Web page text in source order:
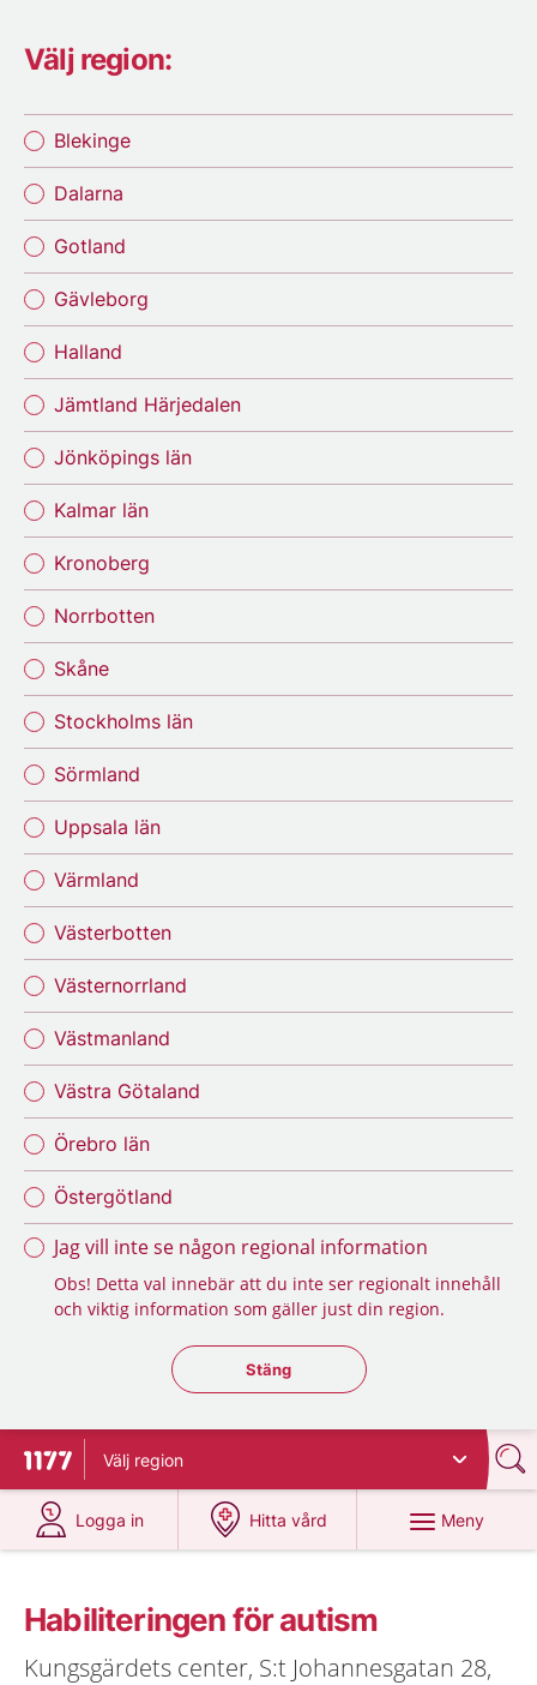
Välj region:
Blekinge
Dalarna
Gotland
Gävleborg
Halland
Jämtland Härjedalen
Jönköpings län
Kalmar län
Kronoberg
Norrbotten
Skåne
Stockholms län
Sörmland
Uppsala län
Värmland
Västerbotten
Västernorrland
Västmanland
Västra Götaland
Örebro län
Östergötland
Jag vill inte se någon regional information
Obs! Detta val innebär att du inte ser regionalt innehåll
och viktig information som gäller just din region.
Stäng regionsväljaren
Stäng
Till startsidan för 1177
Välj region
Logga in
på 1177.se
Hitta vård
på 1177.se
Meny
Habiliteringen för autism
Kungsgärdets center, S:t Johannesgatan 28,